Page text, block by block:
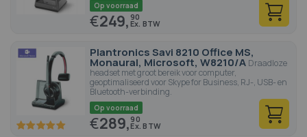
Op voorraad
€249, 90
Plantronics Savi 8210 Office MS,
Monaural, Microsoft, W8210/A Draadloze
headset met groot bereik voor computer,
geoptimaliseerd voor Skype for Business, RJ-, USB- en
Bluetooth-verbinding.
100 100
Op voorraad
€289,90